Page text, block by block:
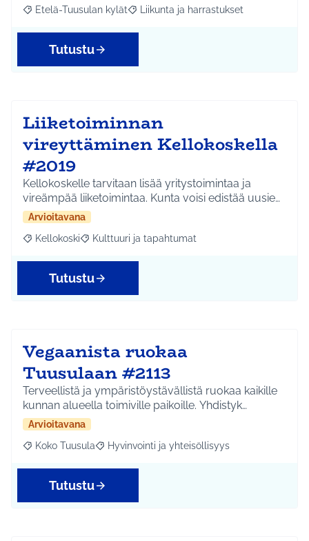
Rajaa tulokset aihepiirin mukaan: Etelä-Tuusulan kylät
Etelä-Tuusulan kylät Rajaa tulokset teeman mukaan:
Liikunta ja harrastukset
Tutustu
Liiketoiminnan
vireyttäminen Kellokoskella
#2019
Kellokoskelle tarvitaan lisää yritystoimintaa ja
vireämpää liiketoimintaa. Kunta voisi edistää uusie…
Arvioitavana
Rajaa tulokset aihepiirin mukaan: Kellokoski
Kellokoski Rajaa tulokset teeman mukaan: Kulttuuri ja
Kulttuuri ja tapahtumat
Tutustu
Vegaanista ruokaa
Tuusulaan #2113
Terveellistä ja ympäristöystävällistä ruokaa kaikille
kunnan alueella toimiville paikoille. Yhdistyk…
Arvioitavana
Rajaa tulokset aihepiirin mukaan: Koko Tuusula
Koko Tuusula Rajaa tulokset teeman mukaan: Hyvinvointi ja
Hyvinvointi ja yhteisöllisyys
Tutustu